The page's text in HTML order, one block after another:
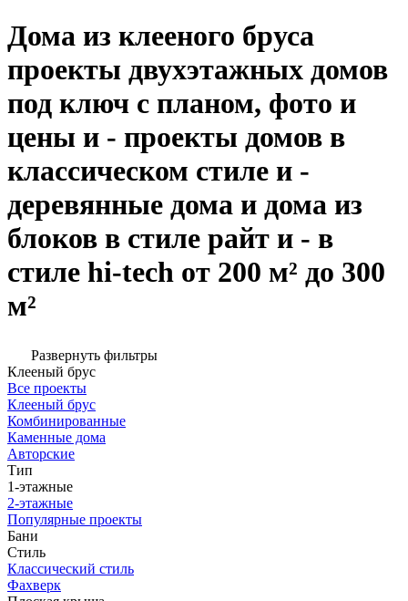
Дома из клееного бруса
проекты двухэтажных домов
под ключ с планом, фото и
цены и - проекты домов в
классическом стиле и -
деревянные дома и дома из
блоков в стиле райт и - в
стиле hi-tech от 200 м² до 300
м²
Развернуть фильтры
Клееный брус
Все проекты
Клееный брус
Комбинированные
Каменные дома
Авторские
Тип
1-этажные
2-этажные
Популярные проекты
Бани
Стиль
Классический стиль
Фахверк